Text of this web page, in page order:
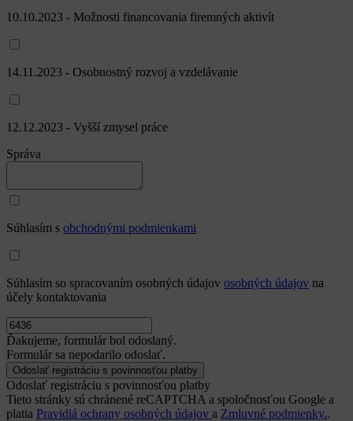
10.10.2023 - Možnosti financovania firemných aktivít
14.11.2023 - Osobnostný rozvoj a vzdelávanie
12.12.2023 - Vyšší zmysel práce
Správa
Súhlasím s obchodnými podmienkami
Súhlasím so spracovaním osobných údajov osobných údajov na
účely kontaktovania
Ďakujeme, formulár bol odoslaný.
Formulár sa nepodarilo odoslať.
Odoslať registráciu s povinnosťou platby
Tieto stránky sú chránené reCAPTCHA a spoločnosťou Google a
platia Pravidlá ochrany osobných údajov a Zmluvné podmienky..